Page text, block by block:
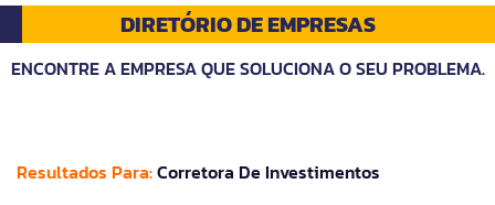
DIRETÓRIO DE EMPRESAS
ENCONTRE A EMPRESA QUE SOLUCIONA O SEU PROBLEMA.
Resultados Para:Corretora De Investimentos